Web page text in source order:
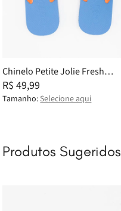
Chinelo Petite Jolie Fresh
Tangerina/Blues PJ6901II 33-4
R$ 49,99
Tamanho: Selecione aqui
Produtos Sugeridos